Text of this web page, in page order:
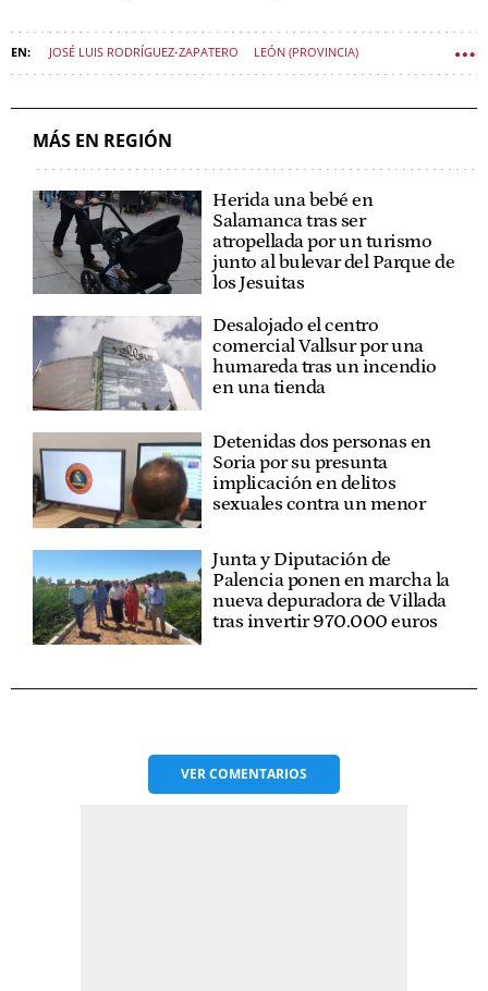
JOSÉ LUIS RODRÍGUEZ-ZAPATERO LEÓN (PROVINCIA)
MÁS EN REGIÓN
Herida una bebé en
Salamanca tras ser
atropellada por un turismo
junto al bulevar del Parque de
los Jesuitas
Desalojado el centro
comercial Vallsur por una
humareda tras un incendio
en una tienda
Detenidas dos personas en
Soria por su presunta
implicación en delitos
sexuales contra un menor
Junta y Diputación de
Palencia ponen en marcha la
nueva depuradora de Villada
tras invertir 970.000 euros
VERCOMENTARIOS